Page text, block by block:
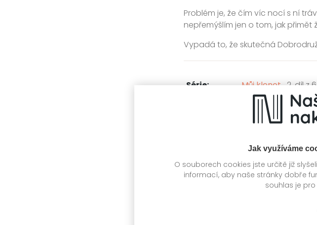
Jak využíváme
O souborech cookies jste určitě již
informací, aby naše stránky dobře
souhlas je
Problém je, že čím víc nocí s ní
nepřemýšlím jen o tom, jak přimět
Vypadá to, že skutečná
Série: Můj klenot 2. díl z 6
Můj klenot
Slušný vybavení
Pořádný terno
Pevnej kolík
titulu: